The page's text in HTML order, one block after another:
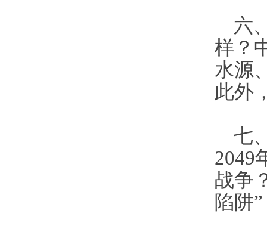
六
样？
水源
此外
七
2049
战争
陷阱